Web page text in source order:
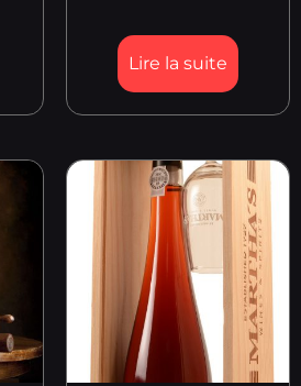
Lire la suite